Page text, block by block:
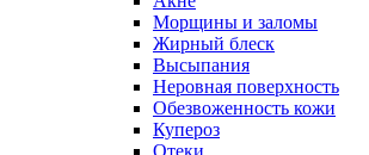
Морщины и заломы
Жирный блеск
Высыпания
Неровная поверхность
Обезвоженность кожи
Купероз